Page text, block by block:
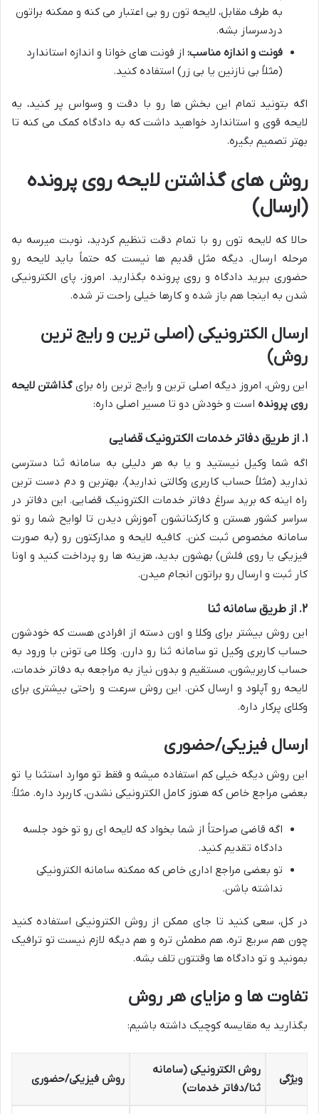
به طرف مقابل، لایحه تون رو بی اعتبار می کنه و ممکنه براتون
دردسرساز بشه.
فونت و اندازه مناسب: از فونت های خوانا و اندازه استاندارد
(مثلاً بی نازنین یا بی زر) استفاده کنید.
اگه بتونید تمام این بخش ها رو با دقت و وسواس پر کنید، یه
لایحه قوی و استاندارد خواهید داشت که به دادگاه کمک می کنه تا
بهتر تصمیم بگیره.
روش های گذاشتن لایحه روی پرونده
(ارسال)
حالا که لایحه تون رو با تمام دقت تنظیم کردید، نوبت میرسه به
مرحله ارسال. دیگه مثل قدیم ها نیست که حتماً باید لایحه رو
حضوری ببرید دادگاه و روی پرونده بگذارید. امروز، پای الکترونیکی
شدن به اینجا هم باز شده و کارها خیلی راحت تر شده.
ارسال الکترونیکی (اصلی ترین و رایج ترین
روش)
این روش، امروز دیگه اصلی ترین و رایج ترین راه برایگذاشتن لایحه
روی پرونده است و خودش دو تا مسیر اصلی داره:
۱. از طریق دفاتر خدمات الکترونیک قضایی
اگه شما وکیل نیستید و یا به هر دلیلی به سامانه ثنا دسترسی
ندارید (مثلاً حساب کاربری وکالتی ندارید)، بهترین و دم دست ترین
راه اینه که برید سراغ دفاتر خدمات الکترونیک قضایی. این دفاتر در
سراسر کشور هستن و کارکنانشون آموزش دیدن تا لوایح شما رو تو
سامانه مخصوص ثبت کنن. کافیه لایحه و مدارکتون رو (به صورت
فیزیکی یا روی فلش) بهشون بدید، هزینه ها رو پرداخت کنید و اونا
کار ثبت و ارسال رو براتون انجام میدن.
۲. از طریق سامانه ثنا
این روش بیشتر برای وکلا و اون دسته از افرادی هست که خودشون
حساب کاربری وکیل تو سامانه ثنا رو دارن. وکلا می تونن با ورود به
حساب کاربریشون، مستقیم و بدون نیاز به مراجعه به دفاتر خدمات،
لایحه رو آپلود و ارسال کنن. این روش سرعت و راحتی بیشتری برای
وکلای پرکار داره.
ارسال فیزیکی/حضوری
این روش دیگه خیلی کم استفاده میشه و فقط تو موارد استثنا یا تو
بعضی مراجع خاص که هنوز کامل الکترونیکی نشدن، کاربرد داره. مثلاً:
اگه قاضی صراحتاً از شما بخواد که لایحه ای رو تو خود جلسه
دادگاه تقدیم کنید.
تو بعضی مراجع اداری خاص که ممکنه سامانه الکترونیکی
نداشته باشن.
در کل، سعی کنید تا جای ممکن از روش الکترونیکی استفاده کنید
چون هم سریع تره، هم مطمئن تره و هم دیگه لازم نیست تو ترافیک
بمونید و تو دادگاه ها وقتتون تلف بشه.
تفاوت ها و مزایای هر روش
بگذارید یه مقایسه کوچیک داشته باشیم:
ویژگی
روش الکترونیکی (سامانه
ثنا/دفاتر خدمات)
روش فیزیکی/حضوری